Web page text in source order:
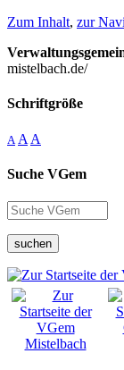
Zum Inhalt, zur
mistelbach.de/
Schriftgröße
A A A
Suche VGem
suchen